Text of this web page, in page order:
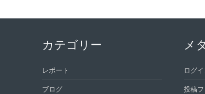
カテゴリー
レポート
ブログ
メ
ログ
投稿